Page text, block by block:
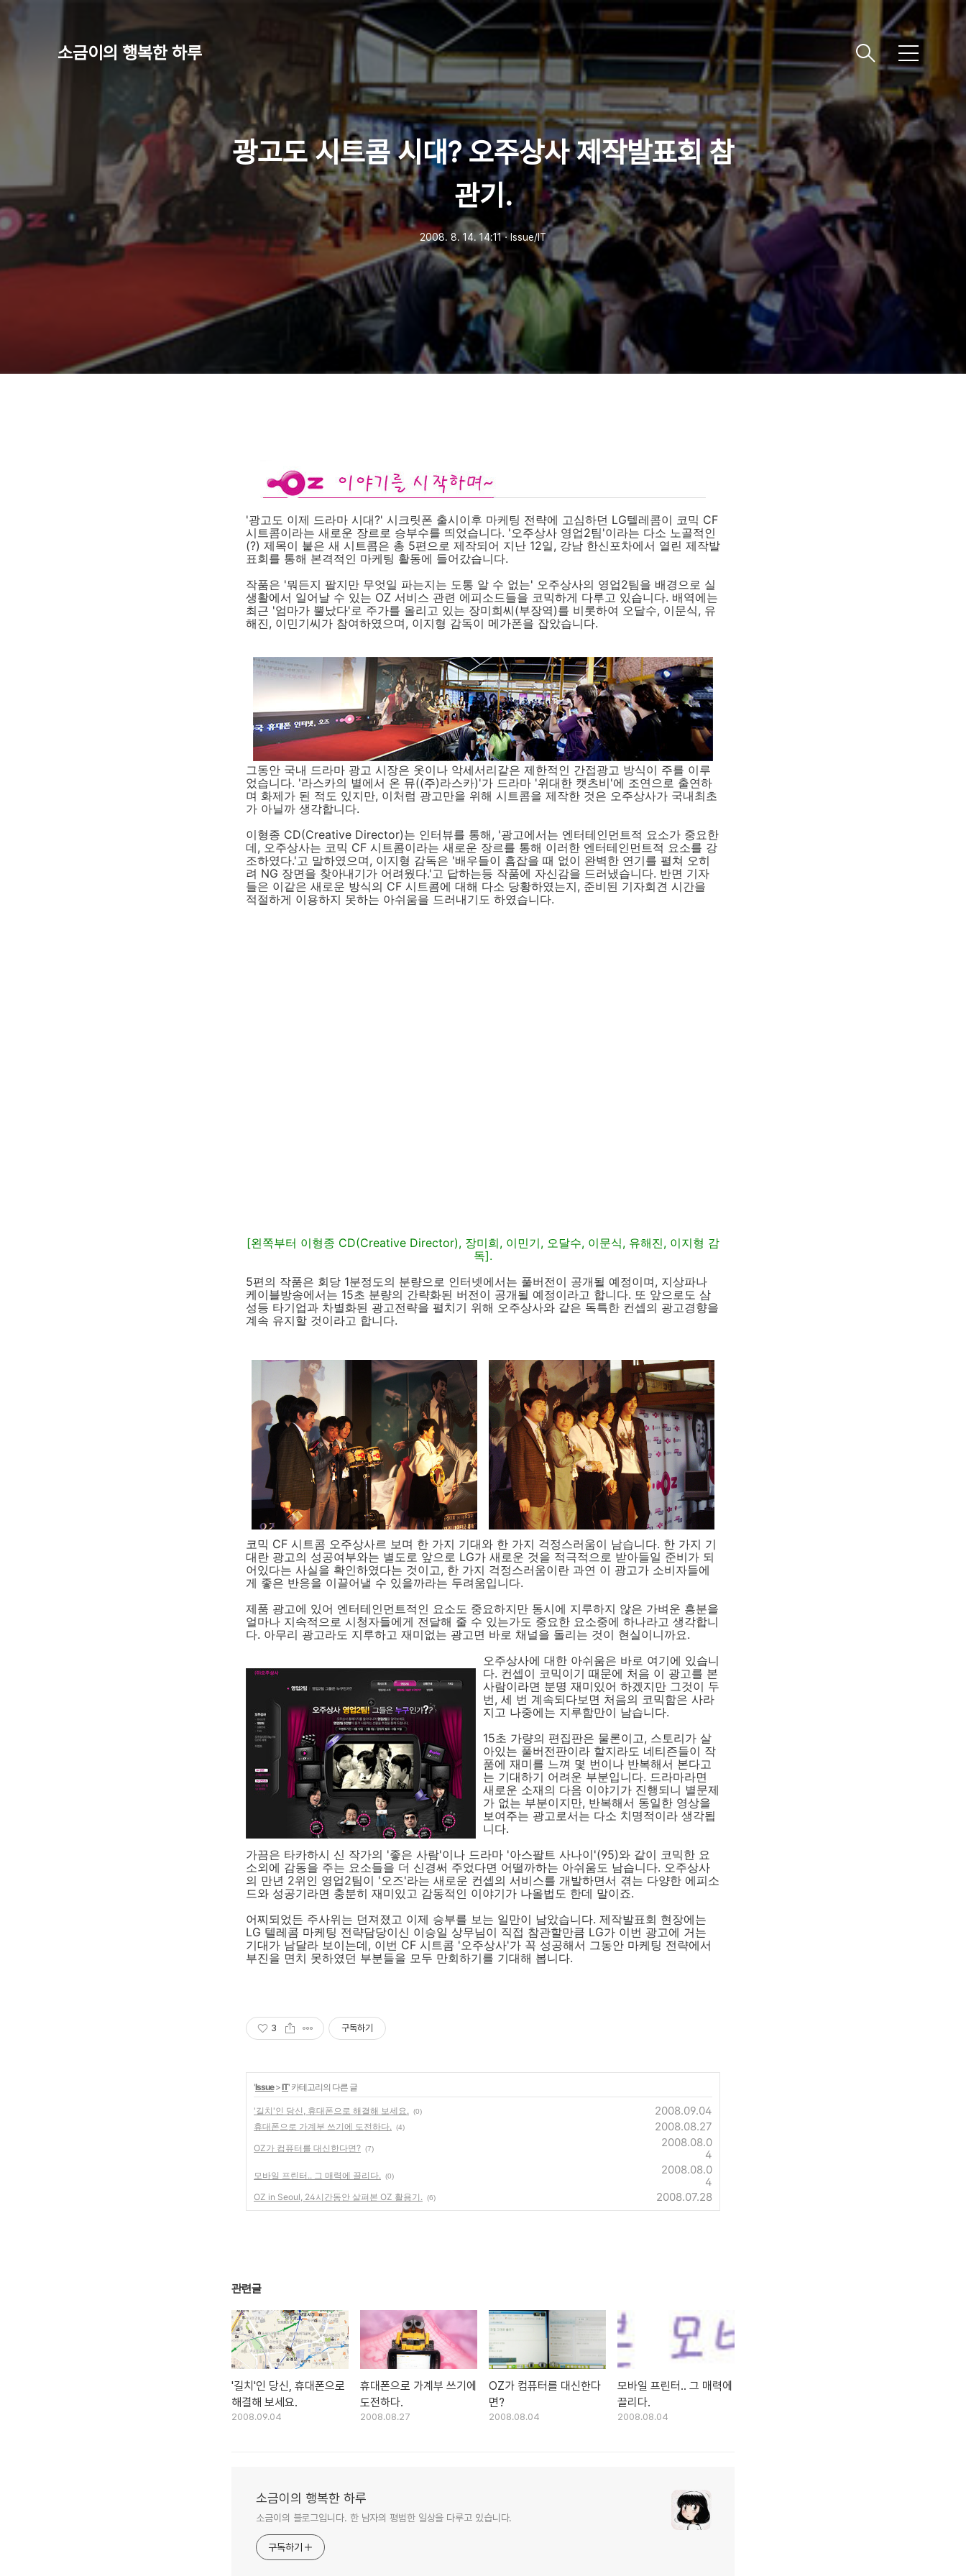
소금이의 행복한 하루
메
뉴
광고도 시트콤 시대? 오주상사 제작발표회 참
관기.
2008. 8. 14. 14:11ㆍIssue/IT
'광고도 이제 드라마 시대?' 시크릿폰 출시이후 마케팅 전략에 고심하던 LG텔레콤이 코믹 CF
시트콤이라는 새로운 장르로 승부수를 띄었습니다. '오주상사 영업2팀'이라는 다소 노골적인
(?) 제목이 붙은 새 시트콤은 총 5편으로 제작되어 지난 12일, 강남 한신포차에서 열린 제작발
표회를 통해 본격적인 마케팅 활동에 들어갔습니다.
작품은 '뭐든지 팔지만 무엇일 파는지는 도통 알 수 없는' 오주상사의 영업2팀을 배경으로 실
생활에서 일어날 수 있는 OZ 서비스 관련 에피소드들을 코믹하게 다루고 있습니다. 배역에는
최근 '엄마가 뿔났다'로 주가를 올리고 있는 장미희씨(부장역)를 비롯하여 오달수, 이문식, 유
해진, 이민기씨가 참여하였으며, 이지형 감독이 메가폰을 잡았습니다.
그동안 국내 드라마 광고 시장은 옷이나 악세서리같은 제한적인 간접광고 방식이 주를 이루
었습니다. '라스카의 별에서 온 뮤((주)라스카)'가 드라마 '위대한 캣츠비'에 조연으로 출연하
며 화제가 된 적도 있지만, 이처럼 광고만을 위해 시트콤을 제작한 것은 오주상사가 국내최초
가 아닐까 생각합니다.
이형종 CD(Creative Director)는 인터뷰를 통해, '광고에서는 엔터테인먼트적 요소가 중요한
데, 오주상사는 코믹 CF 시트콤이라는 새로운 장르를 통해 이러한 엔터테인먼트적 요소를 강
조하였다.'고 말하였으며, 이지형 감독은 '배우들이 흠잡을 때 없이 완벽한 연기를 펼쳐 오히
려 NG 장면을 찾아내기가 어려웠다.'고 답하는등 작품에 자신감을 드러냈습니다. 반면 기자
들은 이같은 새로운 방식의 CF 시트콤에 대해 다소 당황하였는지, 준비된 기자회견 시간을
적절하게 이용하지 못하는 아쉬움을 드러내기도 하였습니다.
[왼쪽부터 이형종 CD(Creative Director), 장미희, 이민기, 오달수, 이문식, 유해진, 이지형 감
독].
5편의 작품은 회당 1분정도의 분량으로 인터넷에서는 풀버전이 공개될 예정이며, 지상파나
케이블방송에서는 15초 분량의 간략화된 버전이 공개될 예정이라고 합니다. 또 앞으로도 삼
성등 타기업과 차별화된 광고전략을 펼치기 위해 오주상사와 같은 독특한 컨셉의 광고경향을
계속 유지할 것이라고 합니다.
코믹 CF 시트콤 오주상사르 보며 한 가지 기대와 한 가지 걱정스러움이 남습니다. 한 가지 기
대란 광고의 성공여부와는 별도로 앞으로 LG가 새로운 것을 적극적으로 받아들일 준비가 되
어있다는 사실을 확인하였다는 것이고, 한 가지 걱정스러움이란 과연 이 광고가 소비자들에
게 좋은 반응을 이끌어낼 수 있을까라는 두려움입니다.
제품 광고에 있어 엔터테인먼트적인 요소도 중요하지만 동시에 지루하지 않은 가벼운 흥분을
얼마나 지속적으로 시청자들에게 전달해 줄 수 있는가도 중요한 요소중에 하나라고 생각합니
다. 아무리 광고라도 지루하고 재미없는 광고면 바로 채널을 돌리는 것이 현실이니까요.
오주상사에 대한 아쉬움은 바로 여기에 있습니
다. 컨셉이 코믹이기 때문에 처음 이 광고를 본
사람이라면 분명 재미있어 하겠지만 그것이 두
번, 세 번 계속되다보면 처음의 코믹함은 사라
지고 나중에는 지루함만이 남습니다.
15초 가량의 편집판은 물론이고, 스토리가 살
아있는 풀버전판이라 할지라도 네티즌들이 작
품에 재미를 느껴 몇 번이나 반복해서 본다고
는 기대하기 어려운 부분입니다. 드라마라면
새로운 소재의 다음 이야기가 진행되니 별문제
가 없는 부분이지만, 반복해서 동일한 영상을
보여주는 광고로서는 다소 치명적이라 생각됩
니다.
가끔은 타카하시 신 작가의 '좋은 사람'이나 드라마 '아스팔트 사나이'(95)와 같이 코믹한 요
소외에 감동을 주는 요소들을 더 신경써 주었다면 어떨까하는 아쉬움도 남습니다. 오주상사
의 만년 2위인 영업2팀이 '오즈'라는 새로운 컨셉의 서비스를 개발하면서 겪는 다양한 에피소
드와 성공기라면 충분히 재미있고 감동적인 이야기가 나올법도 한데 말이죠.
어찌되었든 주사위는 던져졌고 이제 승부를 보는 일만이 남았습니다. 제작발표회 현장에는
LG 텔레콤 마케팅 전략담당이신 이승일 상무님이 직접 참관할만큼 LG가 이번 광고에 거는
기대가 남달라 보이는데, 이번 CF 시트콤 '오주상사'가 꼭 성공해서 그동안 마케팅 전략에서
부진을 면치 못하였던 부분들을 모두 만회하기를 기대해 봅니다.
3 구독하기
'Issue>IT' 카테고리의 다른 글
'길치'인 당신, 휴대폰으로 해결해 보세요. (0) 2008.09.04
휴대폰으로 가계부 쓰기에 도전하다. (4) 2008.08.27
OZ가 컴퓨터를 대신한다면? (7)
2008.08.0
4
모바일 프린터.. 그 매력에 끌리다. (0)
2008.08.0
4
OZ in Seoul, 24시간동안 살펴본 OZ 활용기. (6) 2008.07.28
관련글
'길치'인 당신, 휴대폰으로
해결해 보세요.
2008.09.04
휴대폰으로 가계부 쓰기에
도전하다.
2008.08.27
OZ가 컴퓨터를 대신한다
면?
2008.08.04
모바일 프린터.. 그 매력에
끌리다.
2008.08.04
소금이의 행복한 하루
소금이의 블로그입니다. 한 남자의 평범한 일상을 다루고 있습니다.
구독하기